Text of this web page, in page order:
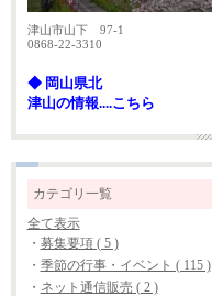
津山市山下 97-1
0868-22-3310
◆ 岡山県北
津山の情報....こちら
カテゴリ一覧
全て表示
・ 募集要項 ( 5 )
・ 季節の行事・イベント ( 115 )
・ ネット通信販売 ( 2 )